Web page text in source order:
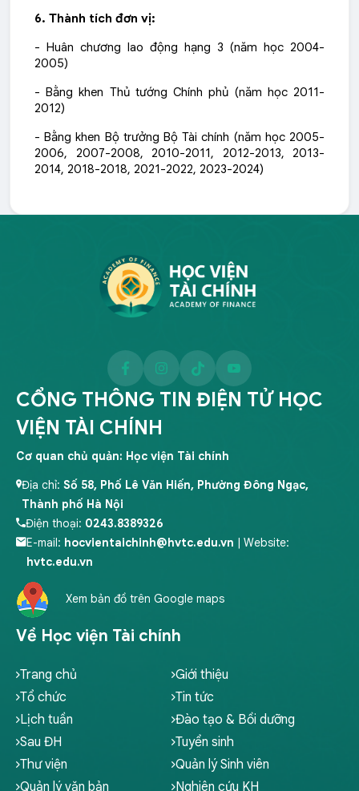
6. Thành tích đơn vị:
- Huân chương lao động hạng 3 (năm học 2004-
2005)
- Bằng khen Thủ tướng Chính phủ (năm học 2011-
2012)
- Bằng khen Bộ trưởng Bộ Tài chính (năm học 2005-
2006, 2007-2008, 2010-2011, 2012-2013, 2013-
2014, 2018-2018, 2021-2022, 2023-2024)
Về Học viện Tài chính
Trang chủ
Giới thiệu
Tổ chức
Tin tức
Lịch tuần
Đào tạo & Bồi dưỡng
Sau ĐH
Tuyển sinh
Thư viện
Quản lý Sinh viên
Quản lý văn bản
Nghiên cứu KH
CỔNG THÔNG TIN ĐIỆN TỬ HỌC
VIỆN TÀI CHÍNH
Cơ quan chủ quản: Học viện Tài chính
Địa chỉ: Số 58, Phố Lê Văn Hiến, Phường Đông Ngạc,
Thành phố Hà Nội
Điện thoại: 0243.8389326
E-mail: hocvientaichinh@hvtc.edu.vn
| Website:
hvtc.edu.vn
Xem bản đồ trên Google maps